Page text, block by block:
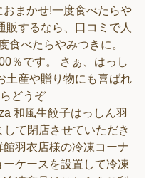
まかせ!一度食べたらや
販するなら、口コミで人
食べたらやみつきに。
％です。 さぁ、はっし
土産や贈り物にも喜ばれ
どうぞ
和風生餃子はっしん羽
て閉店させていただき
羽衣店様の冷凍コーナ
ケースを設置して冷凍